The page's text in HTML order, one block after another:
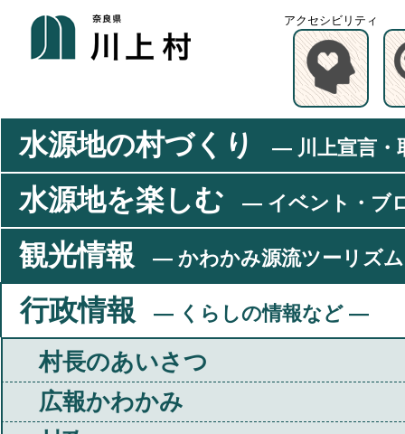
アクセシビリティ
水源地の村づくり ― 川上宣言・
水源地を楽しむ ― イベント・ブ
観光情報 ― かわかみ源流ツーリズ
行政情報 ― くらしの情報など ―
村長のあいさつ
広報かわかみ